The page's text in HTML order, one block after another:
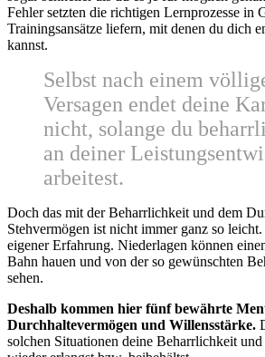
Fehler setzten die richtigen Lernprozesse in
Trainingsansätze liefern, mit denen du dich
kannst.
Selbst nach einem
Versagen endet deine
nicht, solange du
an deiner
arbeitest.
Doch das mit der Beharrlichkeit und dem
Stehvermögen ist nicht immer ganz so
eigener Erfahrung. Niederlagen können
Bahn hauen und von der so gewünschten
sehen.
Deshalb kommen hier fünf bewährte
Durchhaltevermögen und Willensstärke.
solchen Situationen deine Beharrlichkeit